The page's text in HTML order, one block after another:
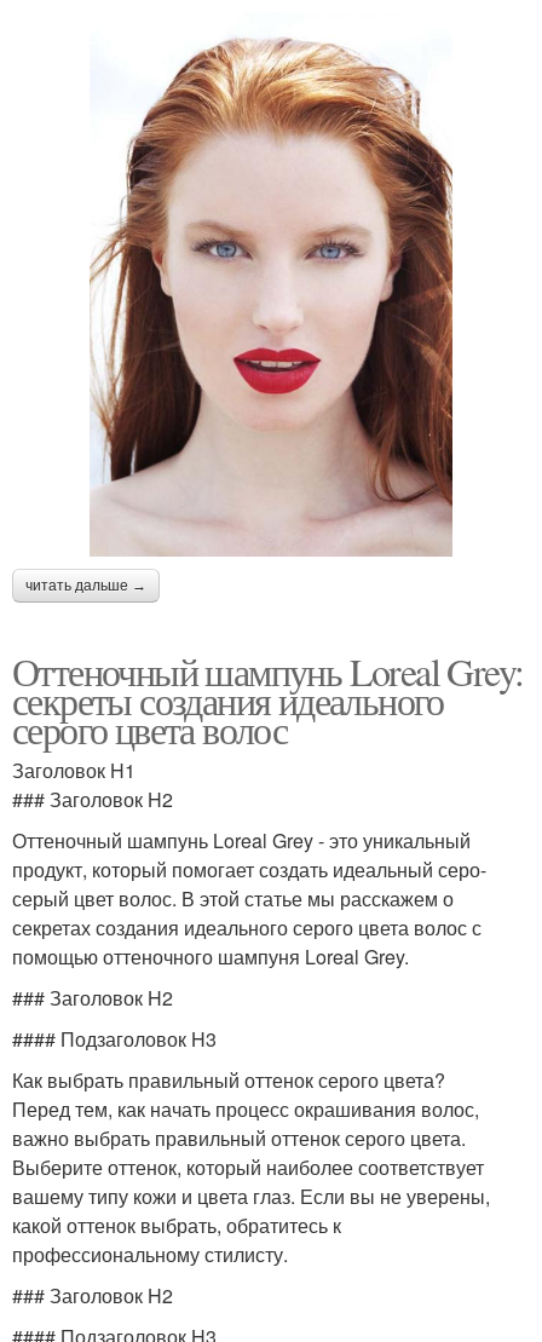
читать дальше →
Оттеночный шампунь Loreal Grey:
секреты создания идеального
серого цвета волос
Заголовок H1
### Заголовок H2
Оттеночный шампунь Loreal Grey - это уникальный
продукт, который помогает создать идеальный серо-
серый цвет волос. В этой статье мы расскажем о
секретах создания идеального серого цвета волос с
помощью оттеночного шампуня Loreal Grey.
### Заголовок H2
#### Подзаголовок H3
Как выбрать правильный оттенок серого цвета?
Перед тем, как начать процесс окрашивания волос,
важно выбрать правильный оттенок серого цвета.
Выберите оттенок, который наиболее соответствует
вашему типу кожи и цвета глаз. Если вы не уверены,
какой оттенок выбрать, обратитесь к
профессиональному стилисту.
### Заголовок H2